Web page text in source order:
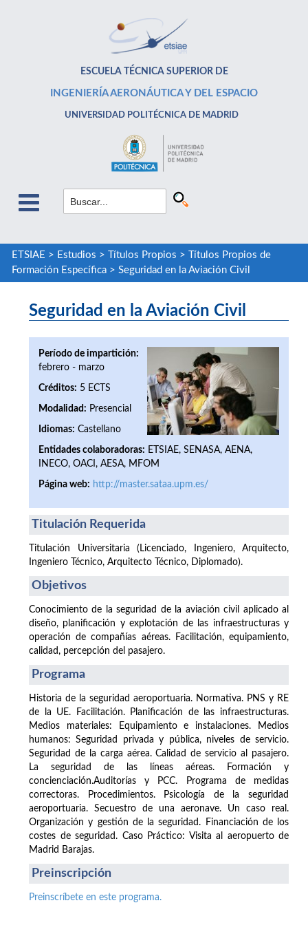
ESCUELA TÉCNICA SUPERIOR DE
INGENIERÍA AERONÁUTICA Y DEL ESPACIO
UNIVERSIDAD POLITÉCNICA DE MADRID
ETSIAE > Estudios > Títulos Propios >
Títulos Propios de
Formación Específica> Seguridad en la Aviación Civil
Seguridad en la Aviación Civil
Período de impartición:
febrero - marzo
Créditos: 5 ECTS
Modalidad: Presencial
Idiomas: Castellano
Entidades colaboradoras: ETSIAE, SENASA, AENA,
INECO, OACI, AESA, MFOM
Página web: http://master.sataa.upm.es/
Titulación Requerida
Titulación Universitaria (Licenciado, Ingeniero, Arquitecto,
Ingeniero Técnico, Arquitecto Técnico, Diplomado).
Objetivos
Conocimiento de la seguridad de la aviación civil aplicado al
diseño, planificación y explotación de las infraestructuras y
operación de compañías aéreas. Facilitación, equipamiento,
calidad, percepción del pasajero.
Programa
Historia de la seguridad aeroportuaria. Normativa. PNS y RE
de la UE. Facilitación. Planificación de las infraestructuras.
Medios materiales: Equipamiento e instalaciones. Medios
humanos: Seguridad privada y pública, niveles de servicio.
Seguridad de la carga aérea. Calidad de servicio al pasajero.
La seguridad de las líneas aéreas. Formación y
concienciación.Auditorías y PCC. Programa de medidas
correctoras. Procedimientos. Psicología de la seguridad
aeroportuaria. Secuestro de una aeronave. Un caso real.
Organización y gestión de la seguridad. Financiación de los
costes de seguridad. Caso Práctico: Visita al aeropuerto de
Madrid Barajas.
Preinscripción
Preinscríbete en este programa.